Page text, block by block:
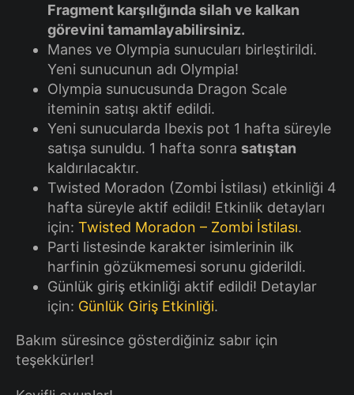
Fragment karşılığında silah ve kalkan
görevini tamamlayabilirsiniz.
Manes ve Olympia sunucuları birleştirildi.
Yeni sunucunun adı Olympia!
Olympia sunucusunda Dragon Scale
iteminin satışı aktif edildi.
Yeni sunucularda Ibexis pot 1 hafta süreyle
satışa sunuldu. 1 hafta sonra satıştan
kaldırılacaktır.
Twisted Moradon (Zombi İstilası) etkinliği 4
hafta süreyle aktif edildi! Etkinlik detayları
için: Twisted Moradon – Zombi İstilası.
Parti listesinde karakter isimlerinin ilk
harfinin gözükmemesi sorunu giderildi.
Günlük giriş etkinliği aktif edildi! Detaylar
için: Günlük Giriş Etkinliği.
Bakım süresince gösterdiğiniz sabır için
teşekkürler!